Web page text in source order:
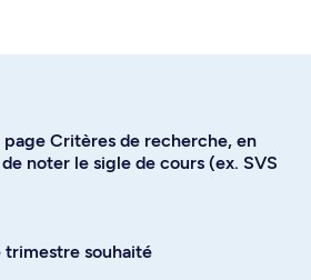
page Critères de recherche, en
noter le sigle de cours (ex. SVS
trimestre souhaité